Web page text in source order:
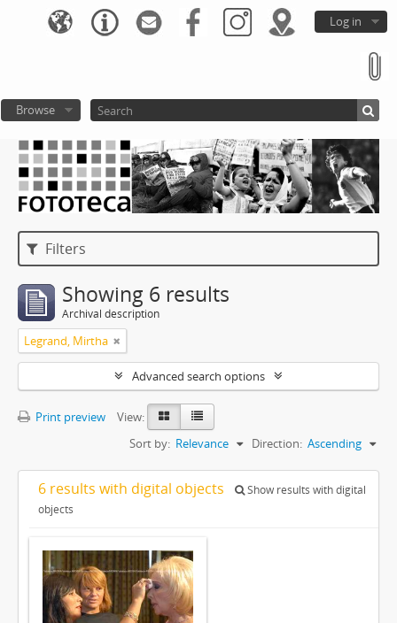
Log in
Browse
Filters
Showing 6 results
Archival description
Legrand, Mirtha
Advanced search options
Print preview
View:
Sort by: Relevance Direction: Ascending
6 results with digital objects
Show results with digital
objects